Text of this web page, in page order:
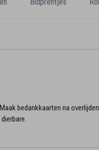
bedankkaarten na